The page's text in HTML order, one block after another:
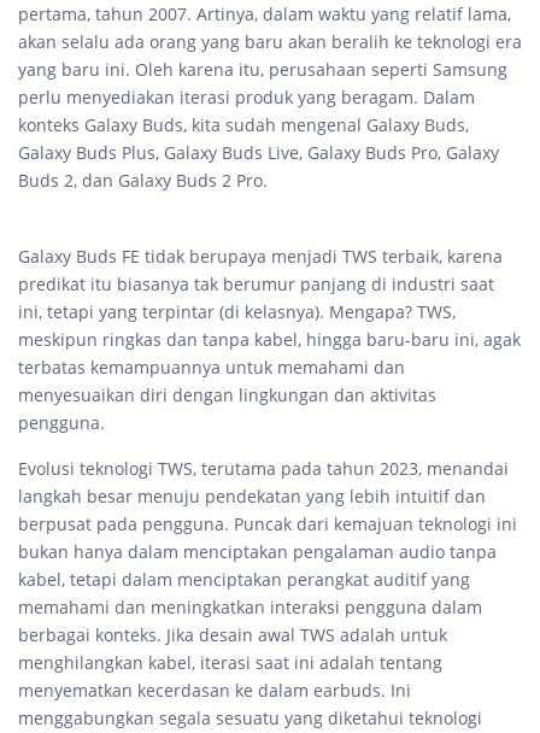
pertama, tahun 2007. Artinya, dalam waktu yang relatif lama,
akan selalu ada orang yang baru akan beralih ke teknologi era
yang baru ini. Oleh karena itu, perusahaan seperti Samsung
perlu menyediakan iterasi produk yang beragam. Dalam
konteks Galaxy Buds, kita sudah mengenal Galaxy Buds,
Galaxy Buds Plus, Galaxy Buds Live, Galaxy Buds Pro, Galaxy
Buds 2, dan Galaxy Buds 2 Pro.
Galaxy Buds FE tidak berupaya menjadi TWS terbaik, karena
predikat itu biasanya tak berumur panjang di industri saat
ini, tetapi yang terpintar (di kelasnya). Mengapa? TWS,
meskipun ringkas dan tanpa kabel, hingga baru-baru ini, agak
terbatas kemampuannya untuk memahami dan
menyesuaikan diri dengan lingkungan dan aktivitas
pengguna.
Evolusi teknologi TWS, terutama pada tahun 2023, menandai
langkah besar menuju pendekatan yang lebih intuitif dan
berpusat pada pengguna. Puncak dari kemajuan teknologi ini
bukan hanya dalam menciptakan pengalaman audio tanpa
kabel, tetapi dalam menciptakan perangkat auditif yang
memahami dan meningkatkan interaksi pengguna dalam
berbagai konteks. Jika desain awal TWS adalah untuk
menghilangkan kabel, iterasi saat ini adalah tentang
menyematkan kecerdasan ke dalam earbuds. Ini
menggabungkan segala sesuatu yang diketahui teknologi